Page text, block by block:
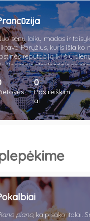
senų laikų madas ir
Paryžius, kuris išlaiko
reputaciją iki šių
žinomais dizaineriais ar
kokybiškais tauriaisiais
Triumfo arka ir
0
Pasireiškim
ai
piano, kaip sako italai.